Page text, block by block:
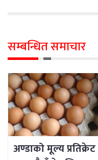
सम्बन्धित समाचार
अण्डाको मूल्य प्रतिक्रेट